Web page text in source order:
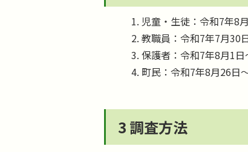
児童・生徒：令和7年8
教職員：令和7年7月30
保護者：令和7年8月1日
町民：令和7年8月26日
3 調査方法